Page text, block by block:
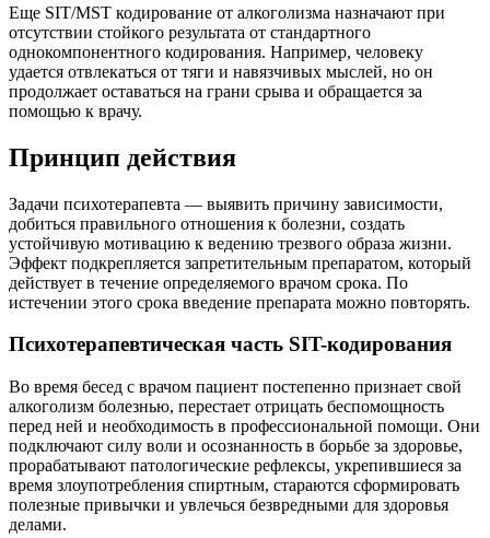
Еще SIT/MST кодирование от алкоголизма назначают при
отсутствии стойкого результата от стандартного
однокомпонентного кодирования. Например, человеку
удается отвлекаться от тяги и навязчивых мыслей, но он
продолжает оставаться на грани срыва и обращается за
помощью к врачу.
Принцип действия
Задачи психотерапевта — выявить причину зависимости,
добиться правильного отношения к болезни, создать
устойчивую мотивацию к ведению трезвого образа жизни.
Эффект подкрепляется запретительным препаратом, который
действует в течение определяемого врачом срока. По
истечении этого срока введение препарата можно повторять.
Психотерапевтическая часть SIT-кодирования
Во время бесед с врачом пациент постепенно признает свой
алкоголизм болезнью, перестает отрицать беспомощность
перед ней и необходимость в профессиональной помощи. Они
подключают силу воли и осознанность в борьбе за здоровье,
прорабатывают патологические рефлексы, укрепившиеся за
время злоупотребления спиртным, стараются сформировать
полезные привычки и увлечься безвредными для здоровья
делами.